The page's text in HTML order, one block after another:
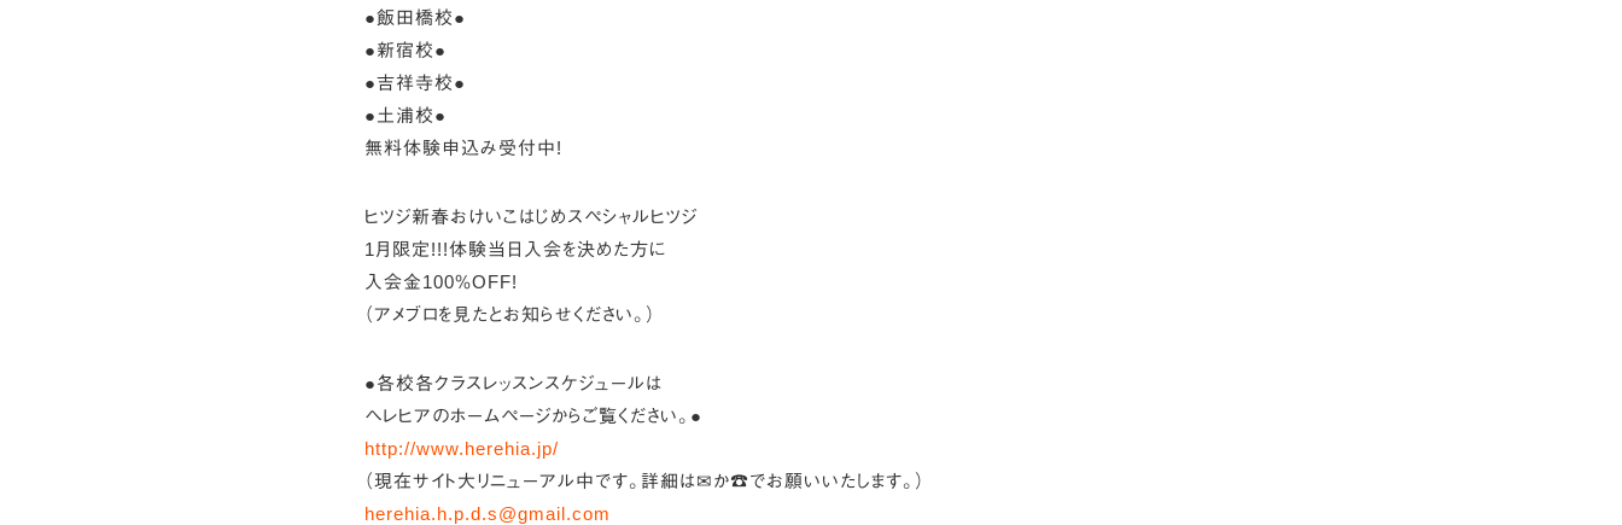
●飯田橋校●
●新宿校●
●吉祥寺校●
●土浦校●
無料体験申込み受付中!
ヒツジ新春おけいこはじめスペシャルヒツジ
1月限定!!!体験当日入会を決めた方に
入会金100％OFF!
（アメブロを見たとお知らせください。）
●各校各クラスレッスンスケジュールは
ヘレヒアのホームページからご覧ください。●
http://www.herehia.jp/
（現在サイト大リニューアル中です。詳細は✉か☎でお願いいたします。）
herehia.h.p.d.s@gmail.com